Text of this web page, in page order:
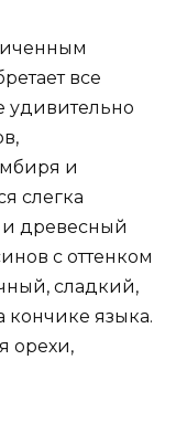
все
удивительно
и
слегка
древесный
с оттенком
сладкий,
кончике языка.
орехи,